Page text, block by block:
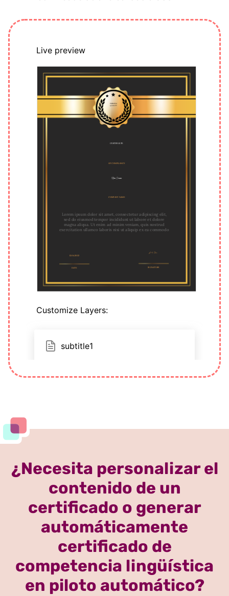
¿Necesita personalizar el
contenido de un
certificado o generar
automáticamente
certificado de
competencia lingüística
en piloto automático?